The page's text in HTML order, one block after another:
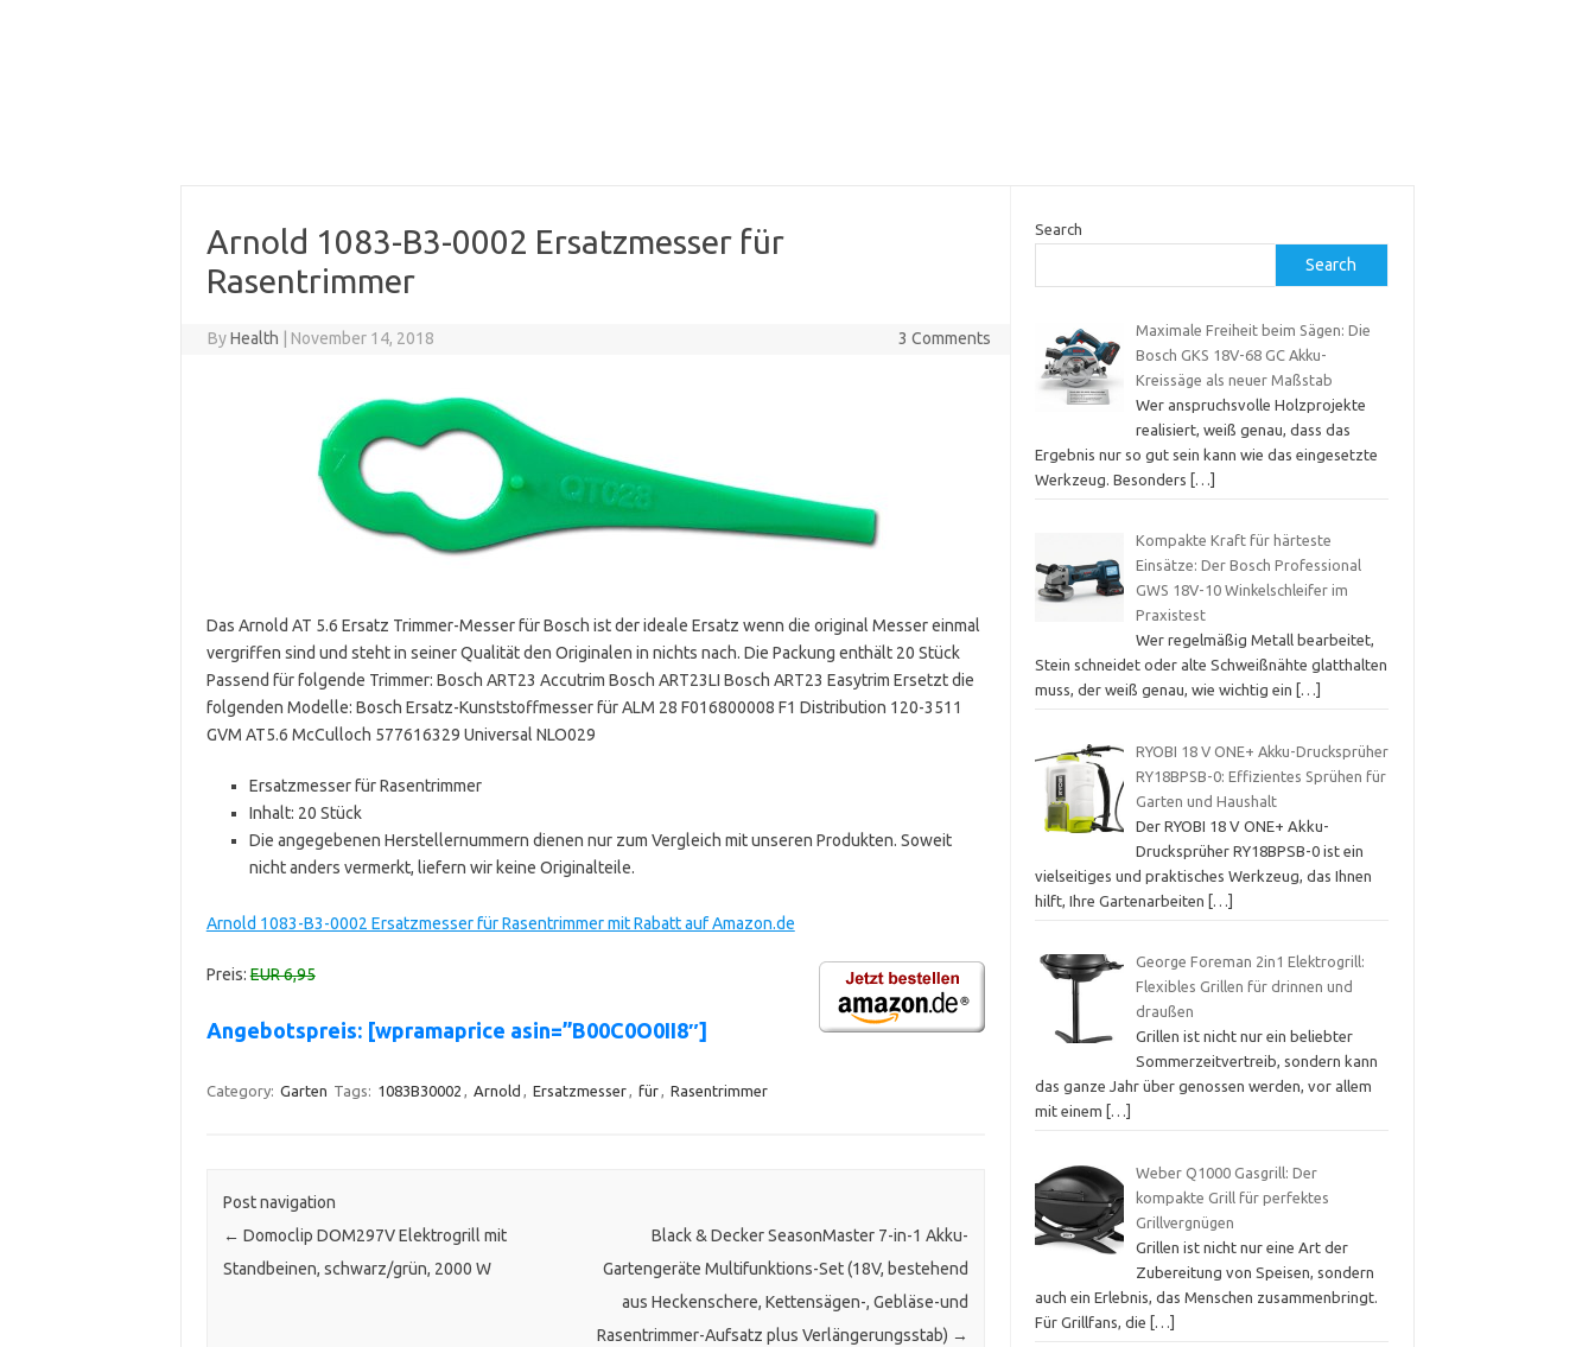
Arnold 1083-B3-0002 Ersatzmesser für
Rasentrimmer
ByHealth November 14, 2018 3 Comments
Das Arnold AT 5.6 Ersatz Trimmer-Messer für Bosch ist der ideale Ersatz wenn die original Messer einmal
vergriffen sind und steht in seiner Qualität den Originalen in nichts nach. Die Packung enthält 20 Stück
Passend für folgende Trimmer: Bosch ART23 Accutrim Bosch ART23LI Bosch ART23 Easytrim Ersetzt die
folgenden Modelle: Bosch Ersatz-Kunststoffmesser für ALM 28 F016800008 F1 Distribution 120-3511
GVM AT5.6 McCulloch 577616329 Universal NLO029
Ersatzmesser für Rasentrimmer
Inhalt: 20 Stück
Die angegebenen Herstellernummern dienen nur zum Vergleich mit unseren Produkten. Soweit
nicht anders vermerkt, liefern wir keine Originalteile.
Arnold 1083-B3-0002 Ersatzmesser für Rasentrimmer mit Rabatt auf Amazon.de
Preis:EUR 6,95
Angebotspreis: [wpramaprice asin=”B00C0O0II8″]
Category: Garten Tags: 1083B30002 , Arnold , Ersatzmesser, für, Rasentrimmer
Post navigation
← Domoclip DOM297V Elektrogrill mit
Standbeinen, schwarz/grün, 2000 W
Black & Decker SeasonMaster 7-in-1 Akku-
Gartengeräte Multifunktions-Set (18V, bestehend
aus Heckenschere, Kettensägen-, Gebläse-und
Rasentrimmer-Aufsatz plus Verlängerungsstab) →
Search
Search
Maximale Freiheit beim Sägen: Die
Bosch GKS 18V-68 GC Akku-
Kreissäge als neuer Maßstab
Wer anspruchsvolle Holzprojekte
realisiert, weiß genau, dass das
Ergebnis nur so gut sein kann wie das eingesetzte
Werkzeug. Besonders
[…]
Kompakte Kraft für härteste
Einsätze: Der Bosch Professional
GWS 18V-10 Winkelschleifer im
Praxistest
Wer regelmäßig Metall bearbeitet,
Stein schneidet oder alte Schweißnähte glatthalten
muss, der weiß genau, wie wichtig ein
[…]
RYOBI 18 V ONE+ Akku-Drucksprüher
RY18BPSB-0: Effizientes Sprühen für
Garten und Haushalt
Der RYOBI 18 V ONE+ Akku-
Drucksprüher RY18BPSB-0 ist ein
vielseitiges und praktisches Werkzeug, das Ihnen
hilft, Ihre Gartenarbeiten
[…]
George Foreman 2in1 Elektrogrill:
Flexibles Grillen für drinnen und
draußen
Grillen ist nicht nur ein beliebter
Sommerzeitvertreib, sondern kann
das ganze Jahr über genossen werden, vor allem
mit einem
[…]
Weber Q1000 Gasgrill: Der
kompakte Grill für perfektes
Grillvergnügen
Grillen ist nicht nur eine Art der
Zubereitung von Speisen, sondern
auch ein Erlebnis, das Menschen zusammenbringt.
Für Grillfans, die
[…]